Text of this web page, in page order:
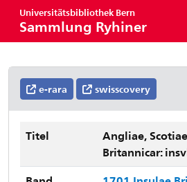
Universitätsbibliothek Bern
Sammlung Ryhiner
e-rara swisscovery
Titel
Angliae,
Britannicar: